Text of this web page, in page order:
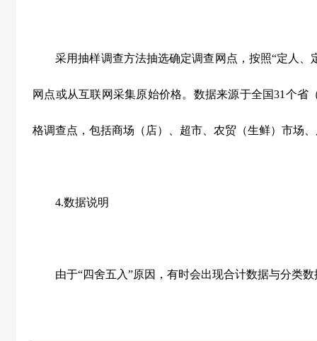
采用抽样调查方法抽选确定调查网点，按照“定人、
网点或从互联网采集原始价格。数据来源于全国31个省
格调查点，包括商场（店）、超市、农贸（生鲜）市场
4.数据说明
由于“四舍五入”原因，有时会出现合计数据与分类数